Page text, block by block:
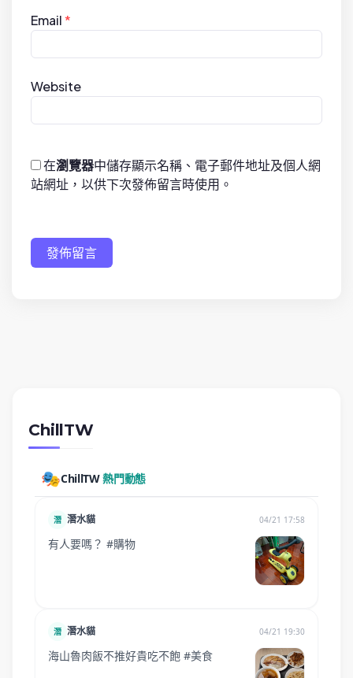
Email*
Website
在瀏覽器中儲存顯示名稱、電子郵件地址及個人網
站網址，以供下次發佈留言時使用。
發佈留言
ChillTW